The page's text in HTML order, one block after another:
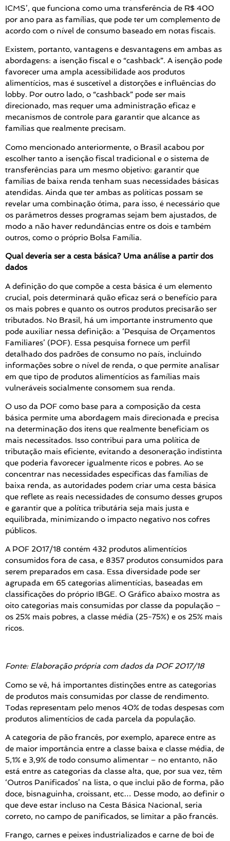
ICMS’, que funciona como uma transferência de R$ 400
por ano para as famílias, que pode ter um complemento de
acordo com o nível de consumo baseado em notas fiscais.
Existem, portanto, vantagens e desvantagens em ambas as
abordagens: a isenção fiscal e o “cashback”. A isenção pode
favorecer uma ampla acessibilidade aos produtos
alimentícios, mas é suscetível a distorções e influências do
lobby. Por outro lado, o “cashback” pode ser mais
direcionado, mas requer uma administração eficaz e
mecanismos de controle para garantir que alcance as
famílias que realmente precisam.
Como mencionado anteriormente, o Brasil acabou por
escolher tanto a isenção fiscal tradicional e o sistema de
transferências para um mesmo objetivo: garantir que
famílias de baixa renda tenham suas necessidades básicas
atendidas. Ainda que ter ambas as políticas possam se
revelar uma combinação ótima, para isso, é necessário que
os parâmetros desses programas sejam bem ajustados, de
modo a não haver redundâncias entre os dois e também
outros, como o próprio Bolsa Família.
Qual deveria ser a cesta básica? Uma análise a partir dos
dados
A definição do que compõe a cesta básica é um elemento
crucial, pois determinará quão eficaz será o benefício para
os mais pobres e quanto os outros produtos precisarão ser
tributados. No Brasil, há um importante instrumento que
pode auxiliar nessa definição: a ‘Pesquisa de Orçamentos
Familiares’ (POF). Essa pesquisa fornece um perfil
detalhado dos padrões de consumo no país, incluindo
informações sobre o nível de renda, o que permite analisar
em que tipo de produtos alimentícios as famílias mais
vulneráveis socialmente consomem sua renda.
O uso da POF como base para a composição da cesta
básica permite uma abordagem mais direcionada e precisa
na determinação dos itens que realmente beneficiam os
mais necessitados. Isso contribui para uma política de
tributação mais eficiente, evitando a desoneração indistinta
que poderia favorecer igualmente ricos e pobres. Ao se
concentrar nas necessidades específicas das famílias de
baixa renda, as autoridades podem criar uma cesta básica
que reflete as reais necessidades de consumo desses grupos
e garantir que a política tributária seja mais justa e
equilibrada, minimizando o impacto negativo nos cofres
públicos.
A POF 2017/18 contém 432 produtos alimentícios
consumidos fora de casa, e 8357 produtos consumidos para
serem preparados em casa. Essa diversidade pode ser
agrupada em 65 categorias alimentícias, baseadas em
classificações do próprio IBGE. O Gráfico abaixo mostra as
oito categorias mais consumidas por classe da população –
os 25% mais pobres, a classe média (25-75%) e os 25% mais
ricos.
Fonte: Elaboração própria com dados da POF 2017/18
Como se vê, há importantes distinções entre as categorias
de produtos mais consumidas por classe de rendimento.
Todas representam pelo menos 40% de todas despesas com
produtos alimentícios de cada parcela da população.
A categoria de pão francês, por exemplo, aparece entre as
de maior importância entre a classe baixa e classe média, de
5,1% e 3,9% de todo consumo alimentar – no entanto, não
está entre as categorias da classe alta, que, por sua vez, têm
‘Outros Panificados’ na lista, o que inclui pão de forma, pão
doce, bisnaguinha, croissant, etc… Desse modo, ao definir o
que deve estar incluso na Cesta Básica Nacional, seria
correto, no campo de panificados, se limitar a pão francês.
Frango, carnes e peixes industrializados e carne de boi de